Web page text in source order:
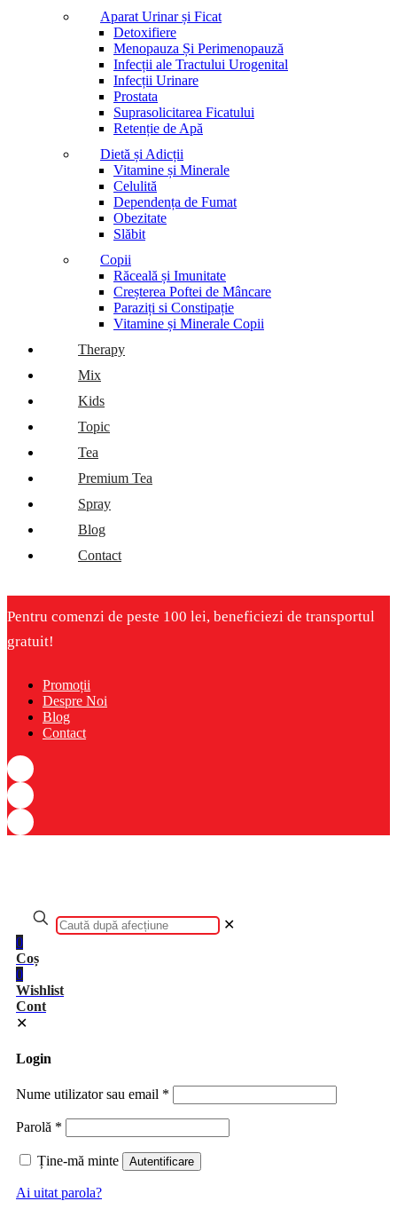
Aparat Urinar și Ficat
Detoxifiere
Menopauza Și Perimenopauză
Infecții ale Tractului Urogenital
Infecții Urinare
Prostata
Suprasolicitarea Ficatului
Retenție de Apă
Dietă și Adicții
Vitamine și Minerale
Celulită
Dependența de Fumat
Obezitate
Slăbit
Copii
Răceală și Imunitate
Creșterea Poftei de Mâncare
Paraziți si Constipație
Vitamine și Minerale Copii
Therapy
Mix
Kids
Topic
Tea
Premium Tea
Spray
Blog
Contact
Pentru comenzi de peste 100 lei, beneficiezi de transportul
gratuit!
Promoții
Despre Noi
Blog
Contact
✕
0
Coș
0
Wishlist
Cont
✕
Login
Nume utilizator sau email *
Parolă *
Ține-mă minte Autentificare
Ai uitat parola?